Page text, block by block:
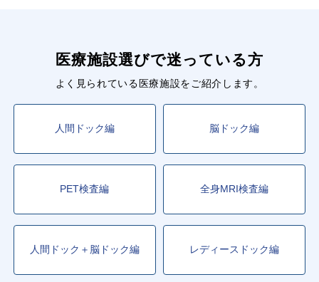
医療施設選びで迷っている方
よく見られている医療施設をご紹介します。
人間ドック編 脳ドック編
PET検査編 全身MRI検査編
人間ドック＋脳ドック編 レディースドック編